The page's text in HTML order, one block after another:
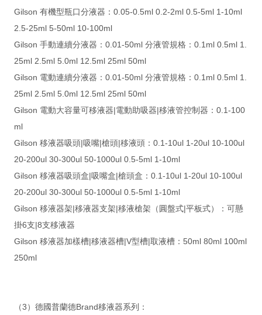
Gilson 有機型瓶口分液器：0.05-0.5ml 0.2-2ml 0.5-5ml 1-10ml
2.5-25ml 5-50ml 10-100ml
Gilson 手動連續分液器：0.01-50ml 分液管規格：0.1ml 0.5ml 1.
25ml 2.5ml 5.0ml 12.5ml 25ml 50ml
Gilson 電動連續分液器：0.01-50ml 分液管規格：0.1ml 0.5ml 1.
25ml 2.5ml 5.0ml 12.5ml 25ml 50ml
Gilson 電動大容量可移液器|電動助吸器|移液管控制器：0.1-100
ml
Gilson 移液器吸頭|吸嘴|槍頭|移液頭：0.1-10ul 1-20ul 10-100ul
20-200ul 30-300ul 50-1000ul 0.5-5ml 1-10ml
Gilson 移液器吸頭盒|吸嘴盒|槍頭盒：0.1-10ul 1-20ul 10-100ul
20-200ul 30-300ul 50-1000ul 0.5-5ml 1-10ml
Gilson 移液器架|移液器支架|移液槍架（圓盤式|平板式）：可懸
掛6支|8支移液器
Gilson 移液器加樣槽|移液器槽|V型槽|取液槽：50ml 80ml 100ml
250ml
（3）德國普蘭德Brand移液器系列：